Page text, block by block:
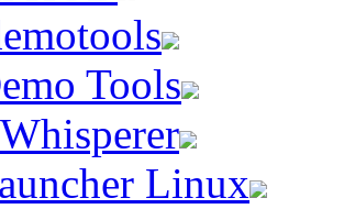
Tools
Linux